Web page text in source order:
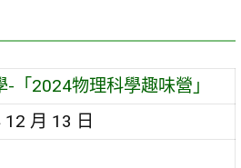
-「2024物理科學趣味營」
月 13 日